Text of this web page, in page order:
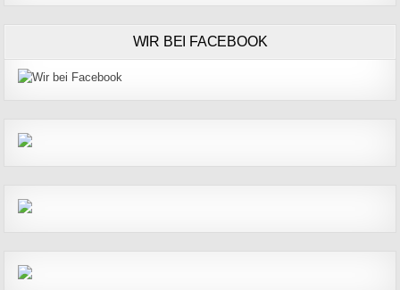
WIR BEI FACEBOOK